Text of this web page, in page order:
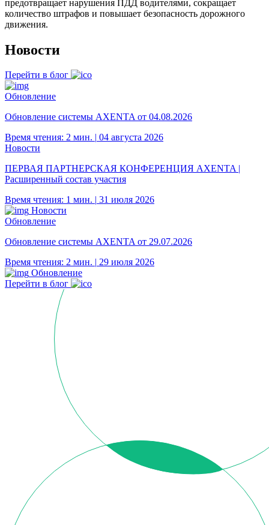
предотвращает нарушения ПДД водителями, сокращает
количество штрафов и повышает безопасность дорожного
движения.
Новости
Перейти в блог
Обновление
Обновление системы AXENTA от 04.08.2026
Время чтения: 2 мин. | 04 августа 2026
Новости
ПЕРВАЯ ПАРТНЕРСКАЯ КОНФЕРЕНЦИЯ AXENTA |
Расширенный состав участия
Время чтения: 1 мин. | 31 июля 2026
Новости
Обновление
Обновление системы AXENTA от 29.07.2026
Время чтения: 2 мин. | 29 июля 2026
Обновление
Перейти в блог